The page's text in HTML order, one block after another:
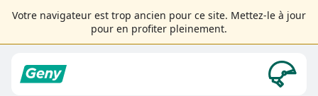
Votre navigateur est trop ancien pour ce site. Mettez-le à jour
pour en profiter pleinement.